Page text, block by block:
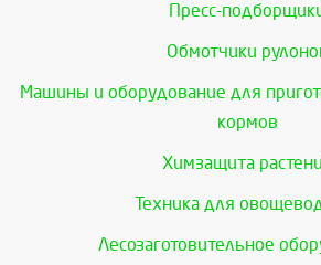
Пресс-
Обмотчики
Машины и оборудование для
кормов
Химзащита
Техника для
Лесозаготовительное